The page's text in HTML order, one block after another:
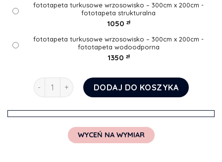
fototapeta turkusowe wrzosowisko – 300cm x 200cm -
fototapeta strukturalna
1050 zł
fototapeta turkusowe wrzosowisko – 300cm x 200cm -
fototapeta wodoodporna
1350 zł
ilość fototapeta turkusowe wrzosowisko
DODAJ DO KOSZYKA
WYCEŃ NA WYMIAR